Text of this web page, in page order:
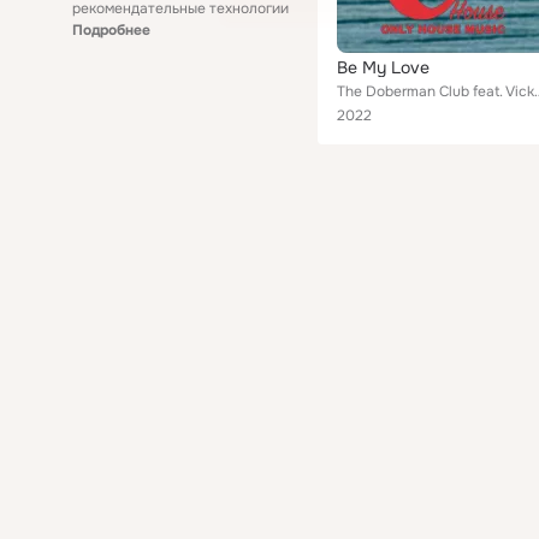
рекомендательные технологии
Подробнее
Be My Love
The
2022